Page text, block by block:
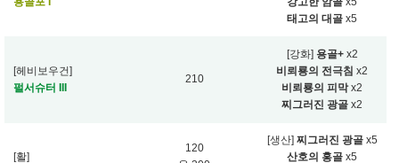
태고의 대골 x5
[헤비보우건]
펄서슈터 III
210
[강화] 용골+x2
비뢰룡의 전극침 x2
비뢰룡의 피막x2
찌그러진 광골 x2
[활]
120
[생산] 찌그러진 광골x5
산호의 홍골 x5